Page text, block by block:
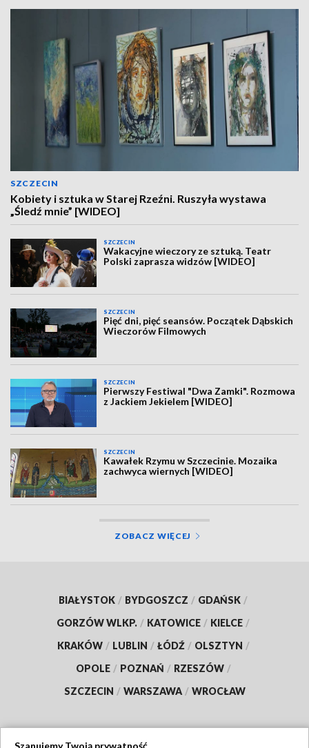
SZCZECIN
Kobiety i sztuka w Starej Rzeźni. Ruszyła wystawa
„Śledź mnie” [WIDEO]
SZCZECIN
Wakacyjne wieczory ze sztuką. Teatr
Polski zaprasza widzów [WIDEO]
SZCZECIN
Pięć dni, pięć seansów. Początek Dąbskich
Wieczorów Filmowych
SZCZECIN
Pierwszy Festiwal "Dwa Zamki". Rozmowa
z Jackiem Jekielem [WIDEO]
SZCZECIN
Kawałek Rzymu w Szczecinie. Mozaika
zachwyca wiernych [WIDEO]
ZOBACZ WIĘCEJ
BIAŁYSTOK / BYDGOSZCZ / GDAŃSK /
GORZÓW WLKP. / KATOWICE / KIELCE /
KRAKÓW / LUBLIN / ŁÓDŹ / OLSZTYN /
OPOLE / POZNAŃ / RZESZÓW /
SZCZECIN / WARSZAWA / WROCŁAW
Szanujemy Twoją prywatność